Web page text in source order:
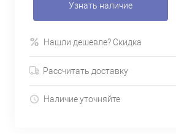
Узнать наличие
Нашли дешевле? Скидка
Рассчитать доставку
Наличие уточняйте